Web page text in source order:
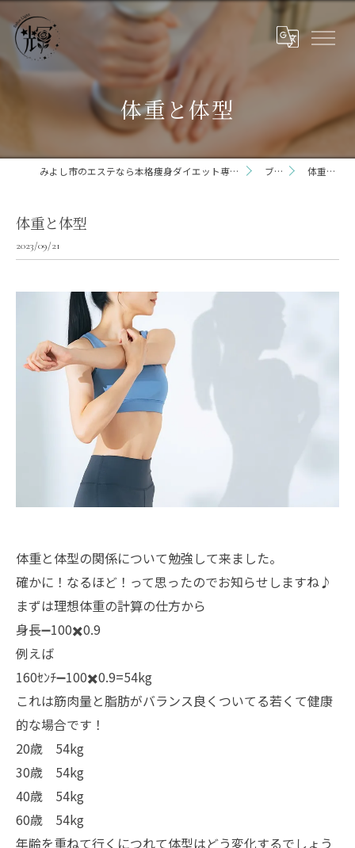
体重と体型
みよし市のエステなら本格痩身ダイエット専門サロン輝 らいと 三好店 ブログ 体重と体型
体重と体型
2023/09/21
体重と体型の関係について勉強して来ました。
確かに！なるほど！って思ったのでお知らせしますね♪
まずは理想体重の計算の仕方から
身長➖100✖️0.9
例えば
160ｾﾝﾁ➖100✖️0.9=54kg
これは筋肉量と脂肪がバランス良くついてる若くて健康
的な場合です！
20歳 54kg
30歳 54kg
40歳 54kg
60歳 54kg
年齢を重ねて行くにつれて体型はどう変化するでしょう